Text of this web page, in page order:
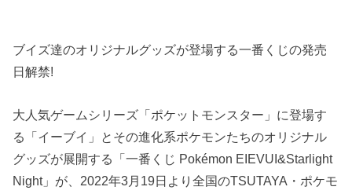
ブイズ達のオリジナルグッズが登場する一番くじの発売
日解禁!
大人気ゲームシリーズ「ポケットモンスター」に登場す
る「イーブイ」とその進化系ポケモンたちのオリジナル
グッズが展開する「一番くじ Pokémon EIEVUI&Starlight
Night」が、2022年3月19日より全国のTSUTAYA・ポケモ